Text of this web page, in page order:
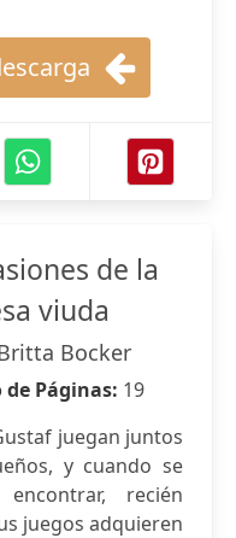
de la
viuda
Bocker
Páginas: 19
juegan juntos
y cuando se
encontrar, recién
juegos adquieren